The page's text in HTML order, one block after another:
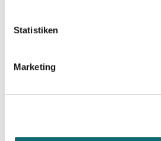
Statistiken
Marketing